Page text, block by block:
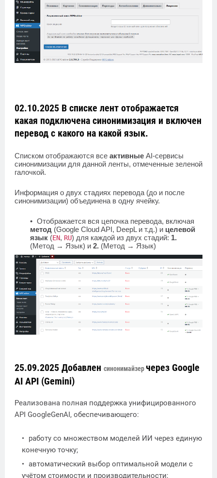
02.10.2025 В списке лент отображается
какая подключена синонимизация и включен
перевод с какого на какой язык.
Списком отображаются все активные AI-сервисы
синонимизации для данной ленты, отмеченные зеленой
галочкой.
Информация о двух стадиях перевода (до и после
синонимизации) объединена в одну ячейку.
Отображается вся цепочка перевода, включая
метод (Google Cloud API, DeepL и т.д.) и целевой
язык (EN, RU) для каждой из двух стадий: 1.
(Метод → Язык) и 2. (Метод → Язык)
25.09.2025 Добавлен синонимайзерчерез Google
AI API (Gemini)
Реализована полная поддержка унифицированного
API GoogleGenAI, обеспечивающего:
работу со множеством моделей ИИ через единую
конечную точку;
автоматический выбор оптимальной модели с
учётом стоимости и производительности;